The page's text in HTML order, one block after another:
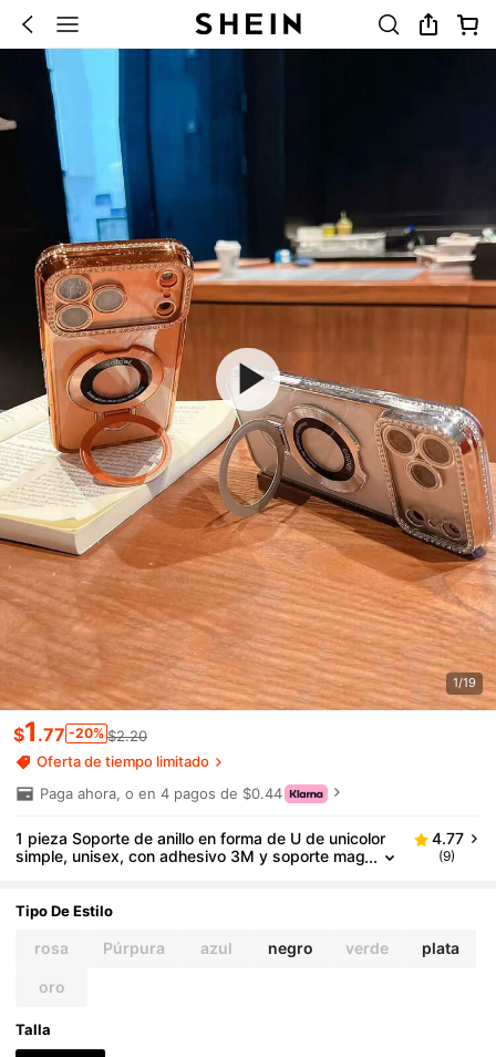
1/19
$1 .77 -20% $2.20
Oferta de tiempo limitado
Paga ahora, o en 4 pagos de $0.44
1 pieza Soporte de anillo en forma de U de unicolor
simple, unisex, con adhesivo 3M y soporte mag
pamento, playa, deportes, oficina, escuela, transmis
éfonos Android, regalo para cumpleaños, familia y a
4.77
(9)
Tipo De Estilo
rosa Púrpura azul negro verde plata
oro
Talla